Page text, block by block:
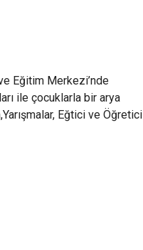
Eğitim Merkezi’nde
ile çocuklarla bir arya
Eğtici ve Öğretici